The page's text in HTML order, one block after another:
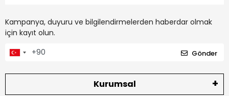
Kampanya, duyuru ve bilgilendirmelerden haberdar olmak
için kayıt olun.
Gönder
Kurumsal